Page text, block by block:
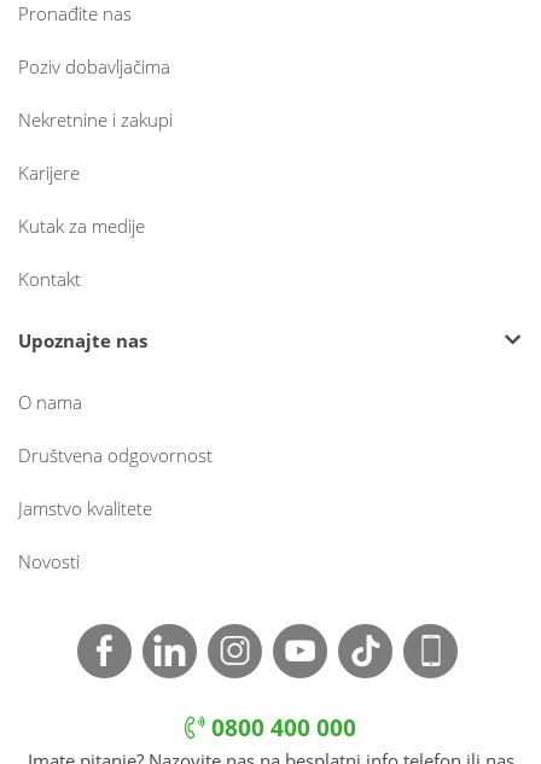
Pronađite nas
Poziv dobavljačima
Nekretnine i zakupi
Karijere
Kutak za medije
Kontakt
Upoznajte nas
O nama
Društvena odgovornost
Jamstvo kvalitete
Novosti
0800 400 000